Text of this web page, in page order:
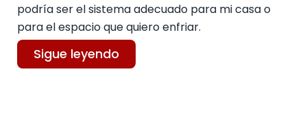
podría ser el sistema adecuado para mi casa o
para el espacio que quiero enfriar.
Sigue leyendo